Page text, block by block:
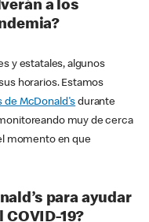
a los
y estatales, algunos
horarios. Estamos
de McDonald's durante
muy de cerca
momento en que
para ayudar
19?